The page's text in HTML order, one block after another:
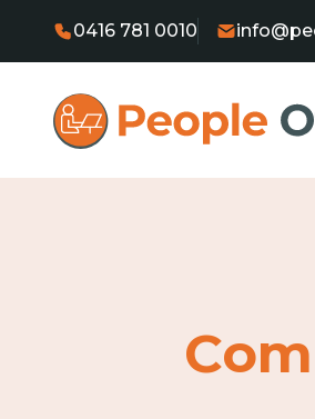
0416 781 0010